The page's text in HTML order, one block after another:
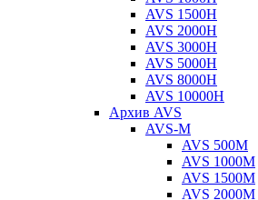
AVS 1500H
AVS 2000H
AVS 3000H
AVS 5000H
AVS 8000H
AVS 10000H
Архив AVS
AVS-M
AVS 500M
AVS 1000M
AVS 1500M
AVS 2000M